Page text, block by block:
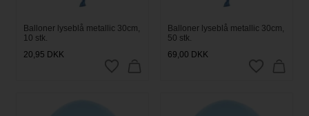
Balloner lyseblå metallic 30cm,
10 stk.
20,95 DKK
Balloner lyseblå metallic 30cm,
50 stk.
69,00 DKK